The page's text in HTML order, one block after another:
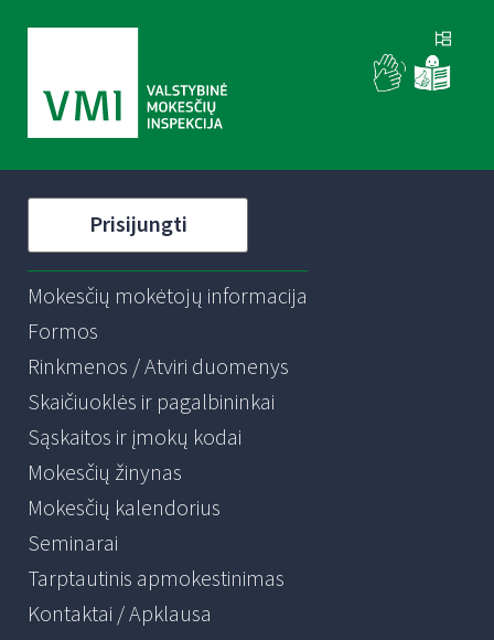
Prisijungti
Mokesčių mokėtojų informacija
Formos
Rinkmenos / Atviri duomenys
Skaičiuoklės ir pagalbininkai
Sąskaitos ir įmokų kodai
Mokesčių žinynas
Mokesčių kalendorius
Seminarai
Tarptautinis apmokestinimas
Kontaktai / Apklausa